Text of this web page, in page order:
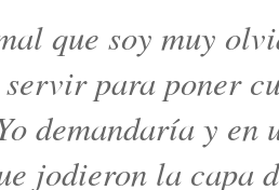
que soy muy
para poner
demandaría y en
jodieron la capa